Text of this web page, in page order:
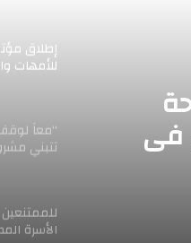
في
إطلاق
للأمهات
“معاً
تتبني
الختان
الأسرة